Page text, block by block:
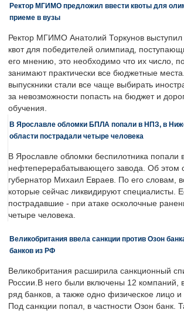
Ректор МГИМО предложил ввести квоты для
приеме в вузы
Ректор МГИМО Анатолий Торкунов выступил
квот для победителей олимпиад,
его мнению, это необходимо что их число,
занимают практически все бюджетные
выпускники стали все чаще выбирать
за невозможности попасть на бюджет и
обучения.
В Ярославле обломки БПЛА попали в НПЗ, в
области пострадали четыре человека
В Ярославле обломки беспилотника попали
нефтеперерабатывающего завода. Об этом
губернатор Михаил Евраев. По его словам,
которые сейчас ликвидируют специалисты.
пострадавшие - при атаке осколочные
четыре человека.
Великобритания ввела санкции против Озон
банков из РФ
Великобритания расширила санкционный
России.В него были включены 12 компаний,
ряд банков, а также одно физическое лицо и
Под санкции попал, в частности Озон банк.